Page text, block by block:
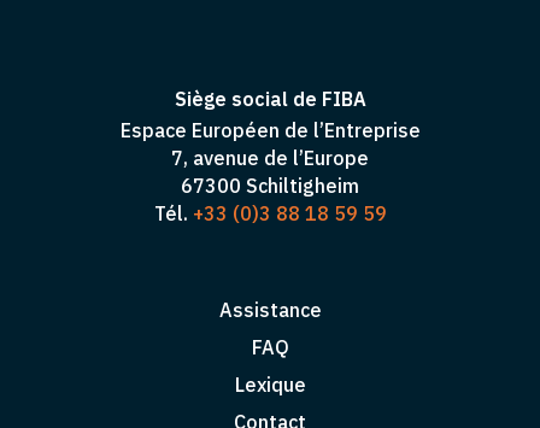
Siège social de FIBA
Espace Européen de l’Entreprise
7, avenue de l’Europe
67300 Schiltigheim
Tél. +33 (0)3 88 18 59 59
Assistance
FAQ
Lexique
Contact